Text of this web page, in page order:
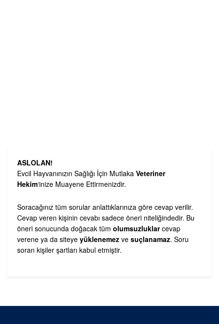
ASLOLAN!
Evcil Hayvanınızın Sağlığı İçin Mutlaka Veteriner
Hekim‘inize Muayene Ettirmenizdir.
Soracağınız tüm sorular anlattıklarınıza göre cevap verilir.
Cevap veren kişinin cevabı sadece öneri niteliğindedir. Bu
öneri sonucunda doğacak tüm olumsuzluklarcevap
verene ya da siteye yüklenemez ve suçlanamaz. Soru
soran kişiler şartları kabul etmiştir.